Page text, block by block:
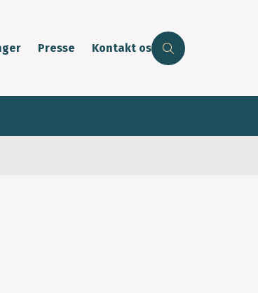
Presse Kontakt os